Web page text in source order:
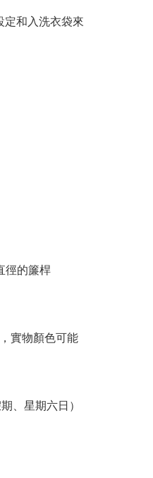
定和入洗衣袋來
徑的簾桿
實物顏色可能
、星期六日）